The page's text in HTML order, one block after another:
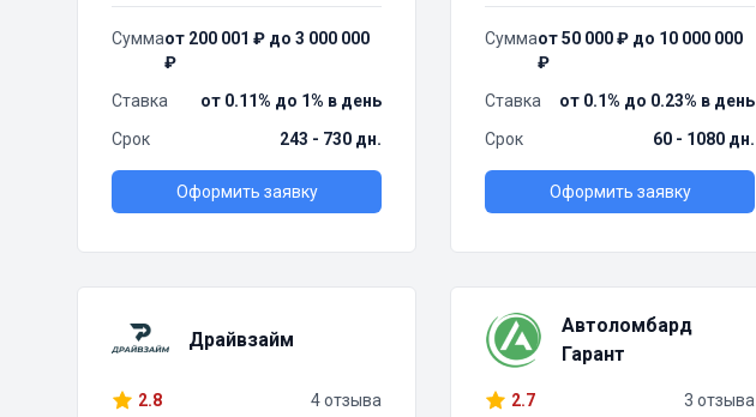
Суммаот 200 001 ₽ до 3 000 000
₽
Ставка
от 0.11% до 1% в день
Срок
243 - 730 дн.
Оформить заявку
Суммаот 50 000 ₽ до 10 000 000
₽
Ставка
от 0.1% до 0.23% в день
Срок
60 - 1080 дн.
Оформить заявку
Драйвзайм
2.8 4 отзыва
Автоломбард
Гарант
2.7 3 отзыва